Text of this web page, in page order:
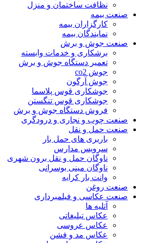
نظافت ساختمان و منزل
بیمه
کارگزاران بیمه
نمایندگان بیمه
جوش و برش
برشکاری و خدمات وابسته
تعمیر دستگاه جوش و برش
جوش آرگون
جوشکاری قوس پلاسما
جوشکاری قوس تنگستن
فروش دستگاه جوش و برش
چوب و نجاری و درودگری
حمل و نقل
باربری های حمل بار
سرویس مدارس
ناوگان حمل و نقل برون شهری
ناوگان مینی بوسرانی
وانت بار کرایه
روغن
عکاسی و فیلمبرداری
عکاس تبلیغاتی
عکاس عروسی
عکاس مد و فشن